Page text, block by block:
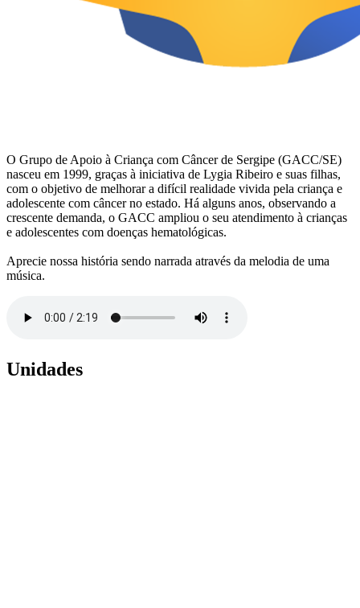
O Grupo de Apoio à Criança com Câncer de Sergipe (GACC/SE)
nasceu em 1999, graças à iniciativa de Lygia Ribeiro e suas filhas,
com o objetivo de melhorar a difícil realidade vivida pela criança e
adolescente com câncer no estado. Há alguns anos, observando a
crescente demanda, o GACC ampliou o seu atendimento à crianças
e adolescentes com doenças hematológicas.
Aprecie nossa história sendo narrada através da melodia de uma
música.
Unidades